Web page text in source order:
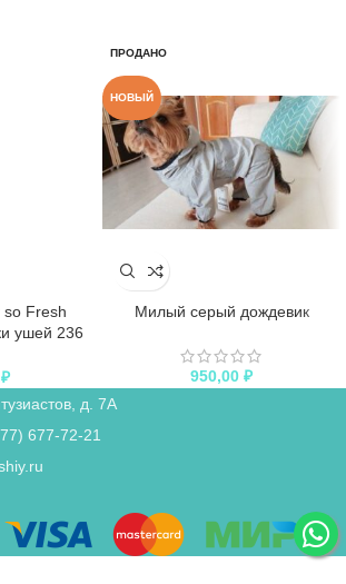
so Fresh
ушей 236
₽
ПРОДАНО
НОВЫЙ
Милый серый дождевик
950,00 ₽
д. 7А
677-72-21